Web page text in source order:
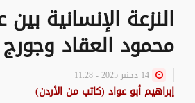
النزعة الإنسانية
محمود العقاد وجورج
إبراهيم أبو عواد (كاتب من الأردن)